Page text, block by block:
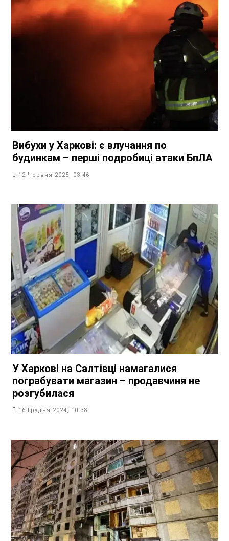
Вибухи у Харкові: є влучання по
будинкам – перші подробиці атаки БпЛА
12 Червня 2025, 03:46
У Харкові на Салтівці намагалися
пограбувати магазин – продавчиня не
розгубилася
16 Грудня 2024, 10:38